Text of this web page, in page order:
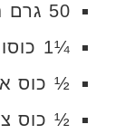
50 גרם חמאה חתוכה לקוביות
¼1 כוסות סוכר (250 גרם)
½ כוס
½ כוס